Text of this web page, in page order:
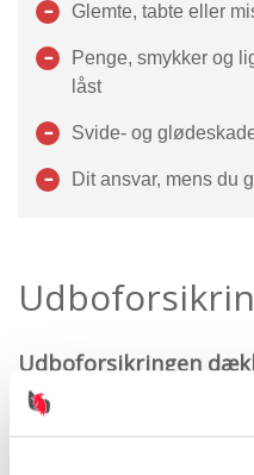
Glemte, tabte eller
Penge, smykker og
låst
Svide- og
Dit ansvar, mens du
Udboforsikringen
Brand, kortslutning,